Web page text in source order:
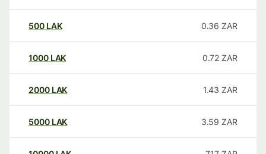
500 LAK 0.36 ZAR
1000 LAK 0.72 ZAR
2000 LAK 1.43 ZAR
5000 LAK 3.59 ZAR